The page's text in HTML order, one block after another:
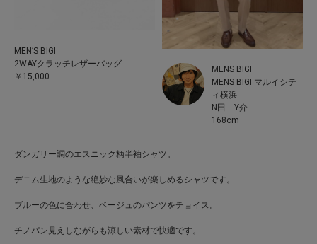
MEN’S BIGI
2WAYクラッチレザーバッグ
￥15,000
MENS BIGI
MENS BIGI マルイシテ
ィ横浜
N田 Y介
168cm
ダンガリー調のエスニック柄半袖シャツ。
デニム生地のような絶妙な風合いが楽しめるシャツです。
ブルーの色に合わせ、ベージュのパンツをチョイス。
チノパン見えしながらも涼しい素材で快適です。